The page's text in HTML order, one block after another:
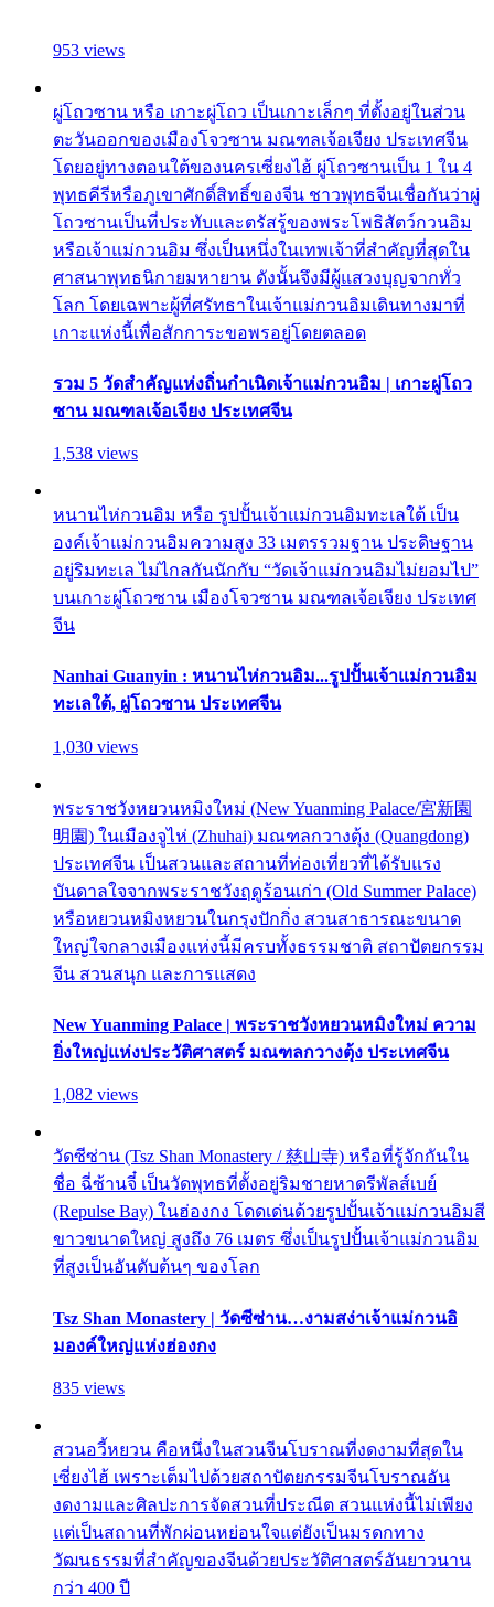
953 views
ผู่โถวซาน หรือ เกาะผู่โถว เป็นเกาะเล็กๆ ที่ตั้งอยู่ในส่วน
ตะวันออกของเมืองโจวซาน มณฑลเจ้อเจียง ประเทศจีน
โดยอยู่ทางตอนใต้ของนครเซี่ยงไฮ้ ผู่โถวซานเป็น 1 ใน 4
พุทธคีรีหรือภูเขาศักดิ์สิทธิ์ของจีน ชาวพุทธจีนเชื่อกันว่าผู่
โถวซานเป็นที่ประทับและตรัสรู้ของพระโพธิสัตว์กวนอิม
หรือเจ้าแม่กวนอิม ซึ่งเป็นหนึ่งในเทพเจ้าที่สำคัญที่สุดใน
ศาสนาพุทธนิกายมหายาน ดังนั้นจึงมีผู้แสวงบุญจากทั่ว
โลก โดยเฉพาะผู้ที่ศรัทธาในเจ้าแม่กวนอิมเดินทางมาที่
เกาะแห่งนี้เพื่อสักการะขอพรอยู่โดยตลอด
รวม 5 วัดสำคัญแห่งถิ่นกำเนิดเจ้าแม่กวนอิม | เกาะผู่โถว
ซาน มณฑลเจ้อเจียง ประเทศจีน
1,538 views
หนานไห่กวนอิม หรือ รูปปั้นเจ้าแม่กวนอิมทะเลใต้ เป็น
องค์เจ้าแม่กวนอิมความสูง 33 เมตรรวมฐาน ประดิษฐาน
อยู่ริมทะเล ไม่ไกลกันนักกับ “วัดเจ้าแม่กวนอิมไม่ยอมไป”
บนเกาะผู่โถวซาน เมืองโจวซาน มณฑลเจ้อเจียง ประเทศ
จีน
Nanhai Guanyin : หนานไห่กวนอิม...รูปปั้นเจ้าแม่กวนอิม
ทะเลใต้, ผู่โถวซาน ประเทศจีน
1,030 views
พระราชวังหยวนหมิงใหม่ (New Yuanming Palace/宮新園
明園) ในเมืองจูไห่ (Zhuhai) มณฑลกวางตุ้ง (Quangdong)
ประเทศจีน เป็นสวนและสถานที่ท่องเที่ยวที่ได้รับแรง
บันดาลใจจากพระราชวังฤดูร้อนเก่า (Old Summer Palace)
หรือหยวนหมิงหยวนในกรุงปักกิ่ง สวนสาธารณะขนาด
ใหญ่ใจกลางเมืองแห่งนี้มีครบทั้งธรรมชาติ สถาปัตยกรรม
จีน สวนสนุก และการแสดง
New Yuanming Palace | พระราชวังหยวนหมิงใหม่ ความ
ยิ่งใหญ่แห่งประวัติศาสตร์ มณฑลกวางตุ้ง ประเทศจีน
1,082 views
วัดซีซ่าน (Tsz Shan Monastery / 慈山寺) หรือที่รู้จักกันใน
ชื่อ ฉี่ซ้านจี๋ เป็นวัดพุทธที่ตั้งอยู่ริมชายหาดรีพัลส์เบย์
(Repulse Bay) ในฮ่องกง โดดเด่นด้วยรูปปั้นเจ้าแม่กวนอิมสี
ขาวขนาดใหญ่ สูงถึง 76 เมตร ซึ่งเป็นรูปปั้นเจ้าแม่กวนอิม
ที่สูงเป็นอันดับต้นๆ ของโลก
Tsz Shan Monastery | วัดซีซ่าน…งามสง่าเจ้าแม่กวนอิ
มองค์ใหญ่แห่งฮ่องกง
835 views
สวนอวี้หยวน คือหนึ่งในสวนจีนโบราณที่งดงามที่สุดใน
เซี่ยงไฮ้ เพราะเต็มไปด้วยสถาปัตยกรรมจีนโบราณอัน
งดงามและศิลปะการจัดสวนที่ประณีต สวนแห่งนี้ไม่เพียง
แต่เป็นสถานที่พักผ่อนหย่อนใจแต่ยังเป็นมรดกทาง
วัฒนธรรมที่สำคัญของจีนด้วยประวัติศาสตร์อันยาวนาน
กว่า 400 ปี